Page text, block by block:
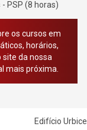
PSP (8 horas)
os cursos em
horários,
site da nossa
mais próxima.
Edifício